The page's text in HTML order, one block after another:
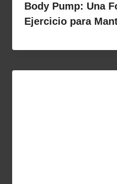
Body Pump: Una
Ejercicio para